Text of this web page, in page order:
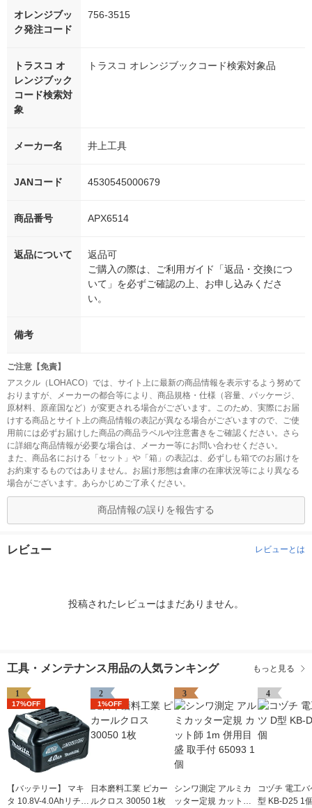
オレンジブッ
ク発注コード
756-3515
トラスコ オ
レンジブック
コード検索対
象
トラスコ オレンジブックコード検索対象品
メーカー名 井上工具
JANコード 4530545000679
商品番号 APX6514
返品について
返品可
ご購入の際は、ご利用ガイド「返品・交換につ
いて」を必ずご確認の上、お申し込みくださ
い。
備考
ご注意【免責】
アスクル（LOHACO）では、サイト上に最新の商品情報を表示するよう努めて
おりますが、メーカーの都合等により、商品規格・仕様（容量、パッケージ、
原材料、原産国など）が変更される場合がございます。このため、実際にお届
けする商品とサイト上の商品情報の表記が異なる場合がございますので、ご使
用前には必ずお届けした商品の商品ラベルや注意書きをご確認ください。さら
に詳細な商品情報が必要な場合は、メーカー等にお問い合わせください。
また、商品名における「セット」や「箱」の表記は、必ずしも箱でのお届けを
お約束するものではありません。お届け形態は倉庫の在庫状況等により異なる
場合がございます。あらかじめご了承ください。
商品情報の誤りを報告する
レビュー レビューとは
投稿されたレビューはまだありません。
工具・メンテナンス用品の人気ランキング もっと見る
1
17%OFF
【バッテリー】 マキ
タ 10.8V-4.0Ahリチウ
2
1%OFF
日本磨料工業 ピカー
ルクロス 30050 1枚
3
シンワ測定 アルミカ
ッター定規 カット師
4
コヅチ 電工
型 KB-D25 1